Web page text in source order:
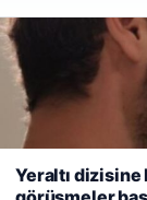
29/04/2026
Web sitemizi
deneyiminizi
kullanıyoruz.
Yeraltı